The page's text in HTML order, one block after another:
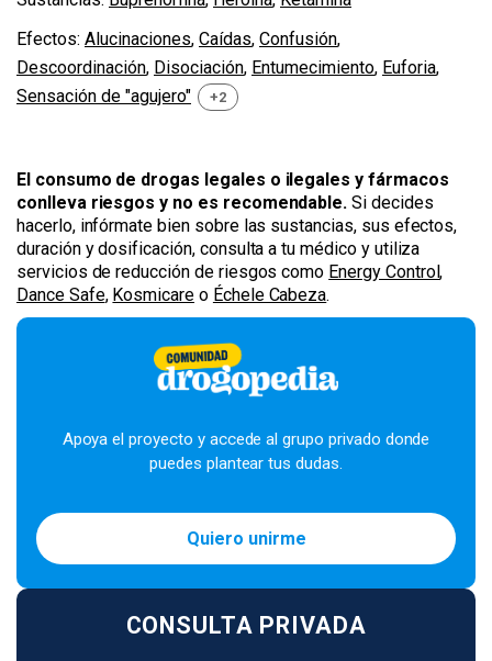
Efectos: Alucinaciones, Caídas, Confusión,
Descoordinación, Disociación, Entumecimiento, Euforia,
Sensación de "agujero"
+2
El consumo de drogas legales o ilegales y fármacos
conlleva riesgos y no es recomendable. Si decides
hacerlo, infórmate bien sobre las sustancias, sus efectos,
duración y dosificación, consulta a tu médico y utiliza
servicios de reducción de riesgos como Energy Control,
Dance Safe, Kosmicare o Échele Cabeza.
Apoya el proyecto y accede al grupo privado donde
puedes plantear tus dudas.
Quiero unirme
CONSULTA PRIVADA